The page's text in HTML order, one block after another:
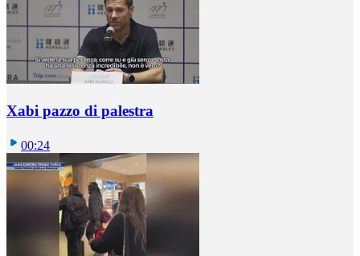
Xabi pazzo di palestra
00:24